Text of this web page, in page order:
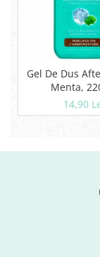
Gel De Dus
Menta,
14,90